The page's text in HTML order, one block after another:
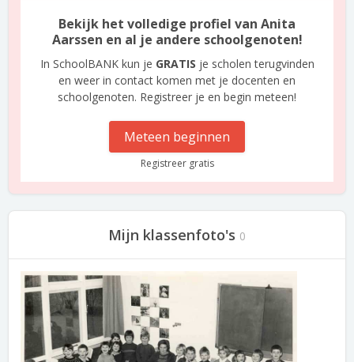
Bekijk het volledige profiel van Anita
Aarssen en al je andere schoolgenoten!
In SchoolBANK kun je GRATIS je scholen terugvinden
en weer in contact komen met je docenten en
schoolgenoten. Registreer je en begin meteen!
Meteen beginnen
Registreer gratis
Mijn klassenfoto's 0